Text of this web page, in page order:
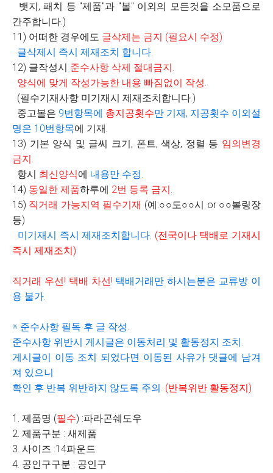
뱃지, 패치 등 "제품"과 "볼" 이외의 모든것을 소모품으로
간주합니다.)
11) 어떠한 경우에도 글삭제는 금지 (필요시 수정)
글삭제시 즉시 제재조치 합니다.
12) 글작성시 준수사항 삭제 절대금지.
양식에 맞게 작성가능한 내용 빠짐없이 작성.
(필수기재사항 미기재시 제재조치합니다.)
중고볼은 9번항목에 총지공횟수만 기재, 지공횟수 이외설
명은 10번항목에 기재.
13) 기본 양식 및 글씨 크기, 폰트, 색상, 정렬 등 임의변경
금지.
항시 최신양식에 내용만 수정.
14) 동일한 제품하루에 2번 등록 금지.
15) 직거래 가능지역 필수기재 (예:○○도○○시 or ○○볼링장
등)
미기재시 즉시 제재조치합니다. (전국이나 택배로 기재시
즉시 제재조치)
직거래 우선! 택배 차선! 택배거래만 하시는분은 교류방 이
용 불가.
※ 준수사항 필독 후 글 작성.
준수사항 위반시 게시글은 이동처리 및 활동정지 조치.
게시글이 이동 조치 되었다면 이동된 사유가 댓글에 남겨
져 있으니
확인 후 반복 위반하지 않도록 주의. (반복위반 활동정지)
1. 제품명 (필수) :파라곤쉐도우
2. 제품구분 : 새제품
3. 사이즈 :14파운드
4. 공인구구분 : 공인구